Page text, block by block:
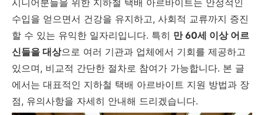
시니어분들을 위한 지하철 택배 아르바이트는 안정적인
수입을 얻으면서 건강을 유지하고, 사회적 교류까지 증진
할 수 있는 유익한 일자리입니다. 특히 만 60세 이상 어르
신들을 대상으로 여러 기관과 업체에서 기회를 제공하고
있으며, 비교적 간단한 절차로 참여가 가능합니다. 본 글
에서는 대표적인 지하철 택배 아르바이트 지원 방법과 장
점, 유의사항을 자세히 안내해 드리겠습니다.